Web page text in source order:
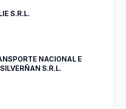
S.R.L.
NACIONAL E
S.R.L.